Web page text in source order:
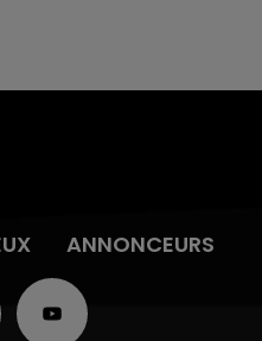
ANNONCEURS